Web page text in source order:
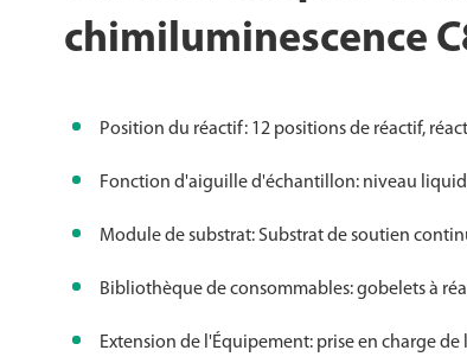
chimiluminescence
Position du réactif: 12 positions de réactif,
Fonction d'aiguille d'échantillon: niveau
Module de substrat: Substrat de soutien
Bibliothèque de consommables: gobelets à
Extension de l'Équipement: prise en charge de